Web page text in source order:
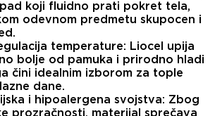
koji fluidno prati pokret tela,
odevnom predmetu skupocen i
temperature: Liocel upija
bolje od pamuka i prirodno hladi
čini idealnim izborom za tople
dane.
i hipoalergena svojstva: Zbog
prozračnosti, materijal sprečava